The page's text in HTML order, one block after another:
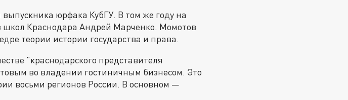
юрфака КубГУ. В том же году на
школ Краснодара Андрей Марченко. Момотов
теории истории государства и права.
"краснодарского представителя
во владении гостиничным бизнесом. Это
восьми регионов России. В основном —